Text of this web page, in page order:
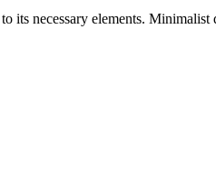
its necessary elements.